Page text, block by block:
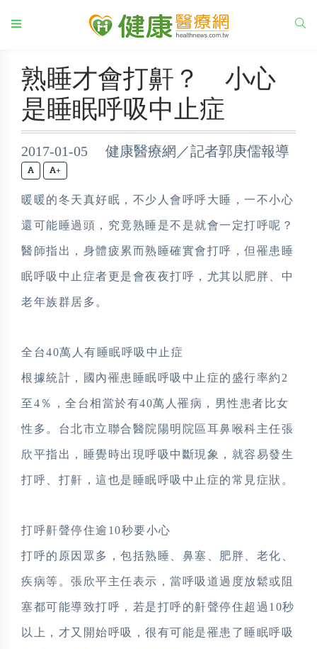
熟睡才會打鼾？ 小心
是睡眠呼吸中止症
2017-01-05 健康醫療網／記者郭庚儒報導
+
暖暖的冬天真好眠，不少人會呼呼大睡，一不小心
還可能睡過頭，究竟熟睡是不是就會一定打呼呢？
醫師指出，身體疲累而熟睡確實會打呼，但罹患睡
眠呼吸中止症者更是會夜夜打呼，尤其以肥胖、中
老年族群居多。
全台40萬人有睡眠呼吸中止症
根據統計，國內罹患睡眠呼吸中止症的盛行率約2
至4％，全台相當於有40萬人罹病，男性患者比女
性多。台北市立聯合醫院陽明院區耳鼻喉科主任張
欣平指出，睡覺時出現呼吸中斷現象，就容易發生
打呼、打鼾，這也是睡眠呼吸中止症的常見症狀。
打呼鼾聲停住逾10秒要小心
打呼的原因眾多，包括熟睡、鼻塞、肥胖、老化、
疾病等。張欣平主任表示，當呼吸道過度放鬆或阻
塞都可能導致打呼，若是打呼的鼾聲停住超過10秒
以上，才又開始呼吸，很有可能是罹患了睡眠呼吸